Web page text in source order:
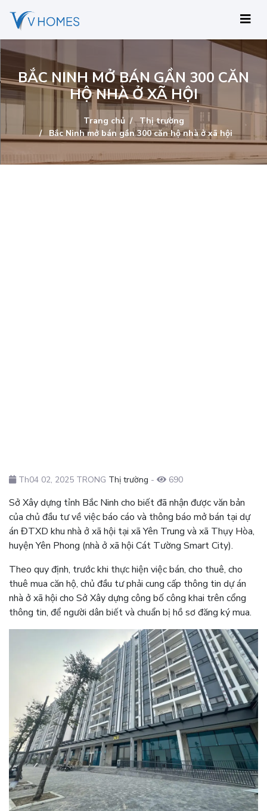
BẮC NINH MỞ BÁN GẦN 300 CĂN
HỘ NHÀ Ở XÃ HỘI
Trang chủ
Thị trường
Bắc Ninh mở bán gần 300 căn hộ nhà ở xã hội
Th04 02, 2025 TRONG Thị trường - 690
Sở Xây dựng tỉnh Bắc Ninh cho biết đã nhận được văn bản
của chủ đầu tư về việc báo cáo và thông báo mở bán tại dự
án ĐTXD khu nhà ở xã hội tại xã Yên Trung và xã Thụy Hòa,
huyện Yên Phong (nhà ở xã hội Cát Tường Smart City).
Theo quy định, trước khi thực hiện việc bán, cho thuê, cho
thuê mua căn hộ, chủ đầu tư phải cung cấp thông tin dự án
nhà ở xã hội cho Sở Xây dựng công bố công khai trên cổng
thông tin, để người dân biết và chuẩn bị hồ sơ đăng ký mua.